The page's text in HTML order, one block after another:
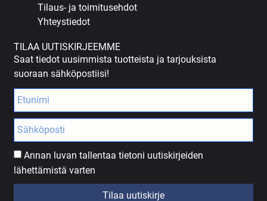
Tilaus- ja toimitusehdot
Yhteystiedot
TILAA UUTISKIRJEEMME
Saat tiedot uusimmista tuotteista ja tarjouksista
suoraan sähköpostiisi!
Annan luvan tallentaa tietoni uutiskirjeiden
lähettämistä varten
Tilaa uutiskirje